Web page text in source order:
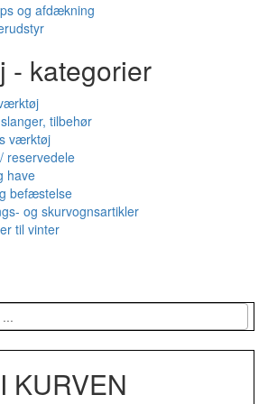
og afdækning
- kategorier
tilbehør
værktøj
reservedele
have
befæstelse
og skurvognsartikler
til vinter
KURVEN